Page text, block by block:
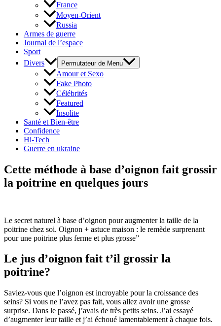
France
Moyen-Orient
Russia
Armes de guerre
Journal de l’espace
Sport
Divers
Permutateur de Menu
Amour et Sexo
Fake Photo
Célébrités
Featured
Insolite
Santé et Bien-être
Confidence
Hi-Tech
Guerre en ukraine
Cette méthode à base d’oignon fait grossir
la poitrine en quelques jours
Le secret naturel à base d’oignon pour augmenter la taille de la
poitrine chez soi. Oignon + astuce maison : le remède surprenant
pour une poitrine plus ferme et plus grosse”
Le jus d’oignon fait t’il grossir la
poitrine?
Saviez-vous que l’oignon est incroyable pour la croissance des
seins? Si vous ne l’avez pas fait, vous allez avoir une grosse
surprise. Dans le passé, j’avais de très petits seins. J’ai essayé
d’augmenter leur taille et j’ai échoué lamentablement à chaque fois.